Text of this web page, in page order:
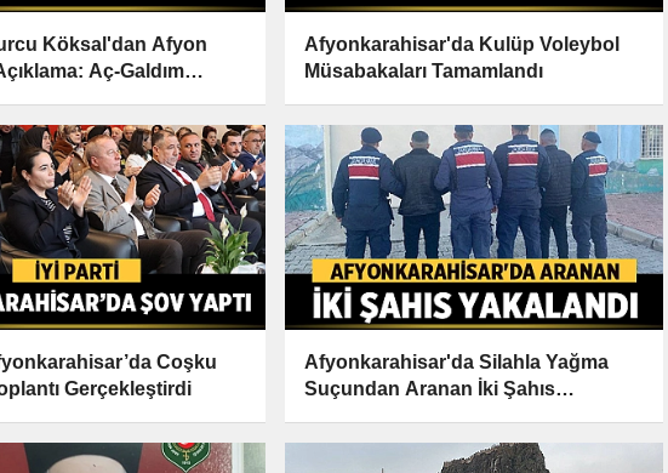
Köksal'dan Afyon
Aç-Galdım
Afyonkarahisar'da Kulüp Voleybol
Müsabakaları Tamamlandı
Coşku
Gerçekleştirdi
Afyonkarahisar'da Silahla Yağma
Suçundan Aranan İki Şahıs